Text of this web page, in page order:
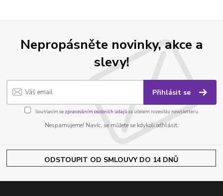
Nepropásněte novinky, akce a
slevy!
Přihlásit se
Souhlasím se zpracováním osobních údajůza účelem rozesílky newsletteru.
Nespamujeme! Navíc, se můžete se kdykoli odhlásit.
ODSTOUPIT OD SMLOUVY DO 14 DNŮ